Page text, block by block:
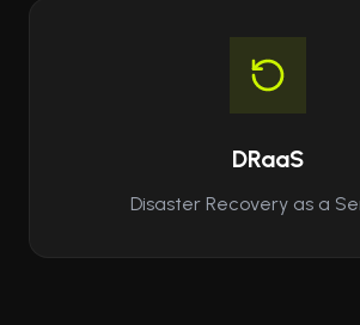
DRaaS
Disaster Recovery as a